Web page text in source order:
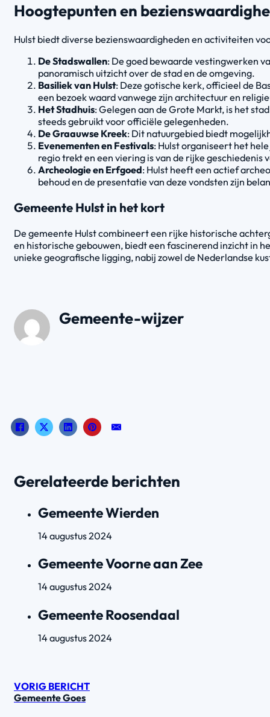
Hoogtepunten en
Hulst biedt diverse bezienswaardigheden en activiteiten
De Stadswallen: De goed bewaarde vestingwerken
panoramisch uitzicht over de stad en de omgeving.
Basiliek van Hulst: Deze gotische kerk, officieel de
een bezoek waard vanwege zijn architectuur en
Het Stadhuis: Gelegen aan de Grote Markt, is het
steeds gebruikt voor officiële gelegenheden.
De Graauwse Kreek: Dit natuurgebied biedt
Evenementen en Festivals: Hulst organiseert het
regio trekt en een viering is van de rijke geschiedenis
Archeologie en Erfgoed: Hulst heeft een actief
behoud en de presentatie van deze vondsten zijn
Gemeente Hulst in het kort
De gemeente Hulst combineert een rijke historische
en historische gebouwen, biedt een fascinerend inzicht in
unieke geografische ligging, nabij zowel de Nederlandse
Gemeente-wijzer
Gerelateerde berichten
Gemeente Wierden
14 augustus 2024
Gemeente Voorne aan Zee
14 augustus 2024
Gemeente Roosendaal
14 augustus 2024
VORIG BERICHT
Gemeente Goes